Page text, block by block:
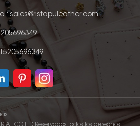
: sales@ristapuleather.com
CO LTD Reservados todos los derechos